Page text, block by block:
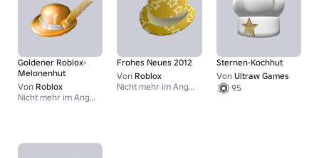
Goldener Roblox-
Melonenhut
Von Roblox
Nicht mehr im Angebot
Frohes Neues 2012
Von Roblox
Nicht mehr im Angebot
Sternen-Kochhut
Von Ultraw Games
95